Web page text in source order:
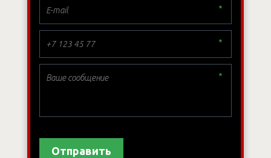
*
*
*
Отправить